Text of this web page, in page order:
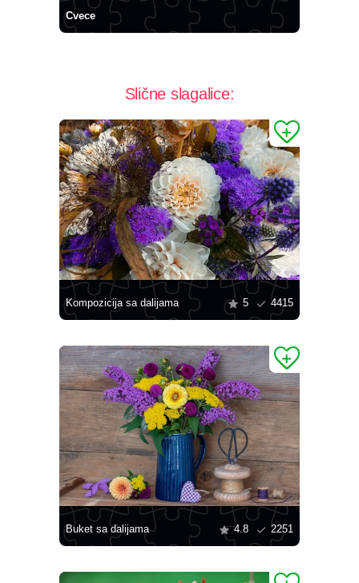
Cvece
Slične slagalice:
Kompozicija sa dalijama 5 4415
Buket sa dalijama 4.8 2251